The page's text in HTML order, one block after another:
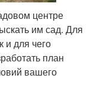
центре
им сад. Для
и для чего
план
вашего